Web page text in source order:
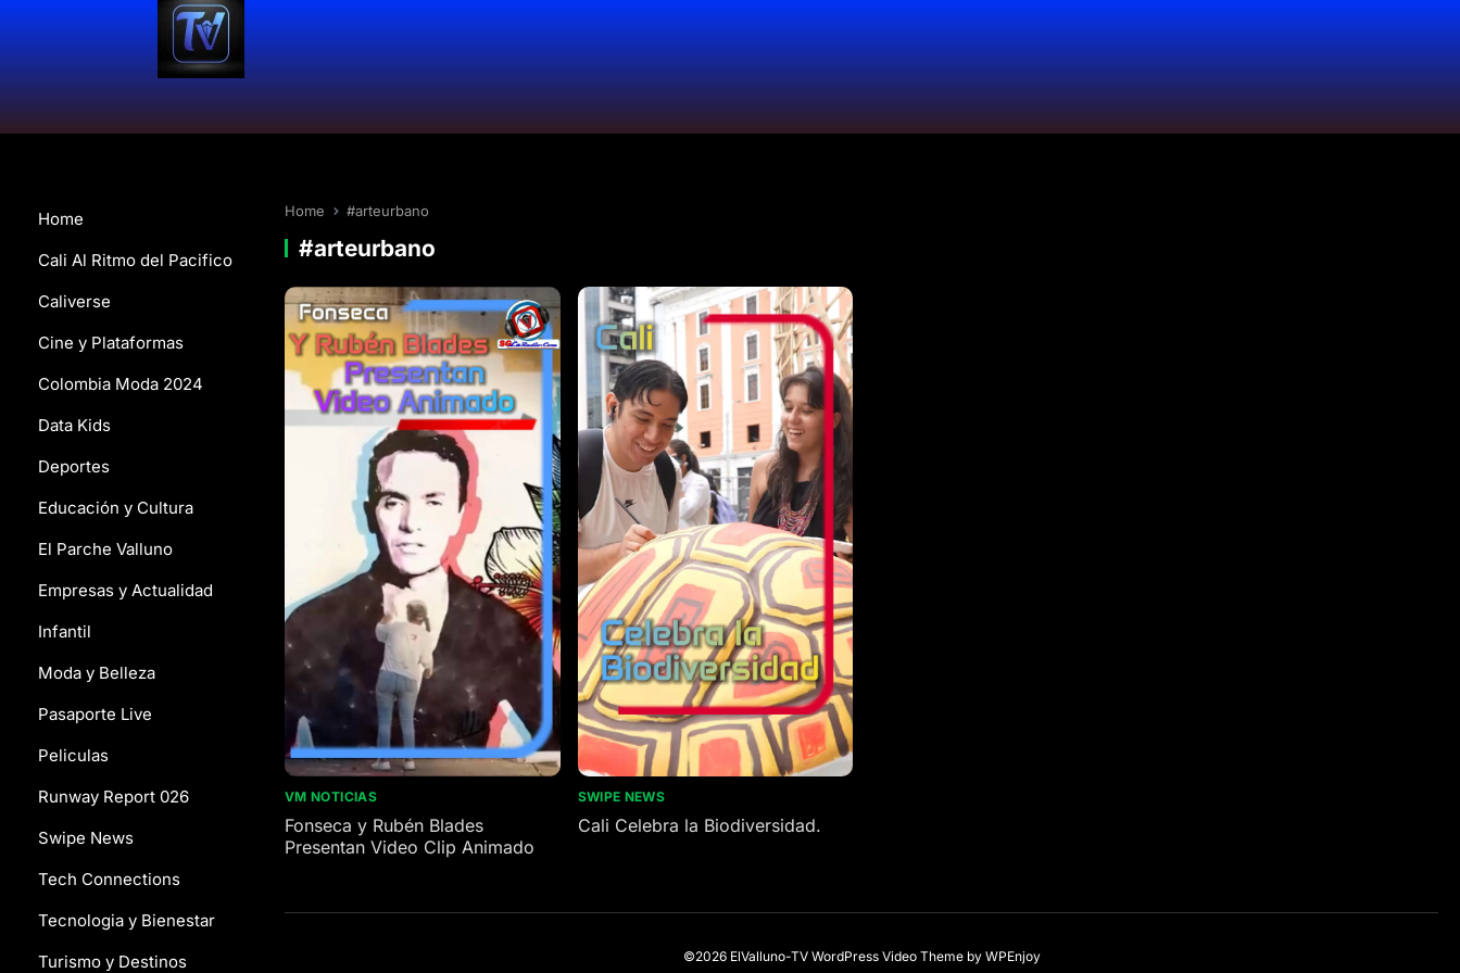
Home
Cali Al Ritmo del Pacifico
Caliverse
Cine y Plataformas
Colombia Moda 2024
Data Kids
Deportes
Educación y Cultura
El Parche Valluno
Empresas y Actualidad
Infantil
Moda y Belleza
Pasaporte Live
Peliculas
Runway Report 026
Swipe News
Tech Connections
Tecnologia y Bienestar
Turismo y Destinos
Home #arteurbano
#arteurbano
VM NOTICIAS
Fonseca y Rubén Blades
Presentan Video Clip Animado
SWIPE NEWS
Cali Celebra la Biodiversidad.
©2026 ElValluno-TV WordPress Video Themeby WPEnjoy